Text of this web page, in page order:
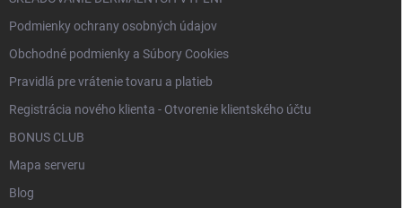
Podmienky ochrany osobných údajov
Obchodné podmienky a Súbory Cookies
Pravidlá pre vrátenie tovaru a platieb
Registrácia nového klienta - Otvorenie klientského účtu
BONUS CLUB
Mapa serveru
Blog